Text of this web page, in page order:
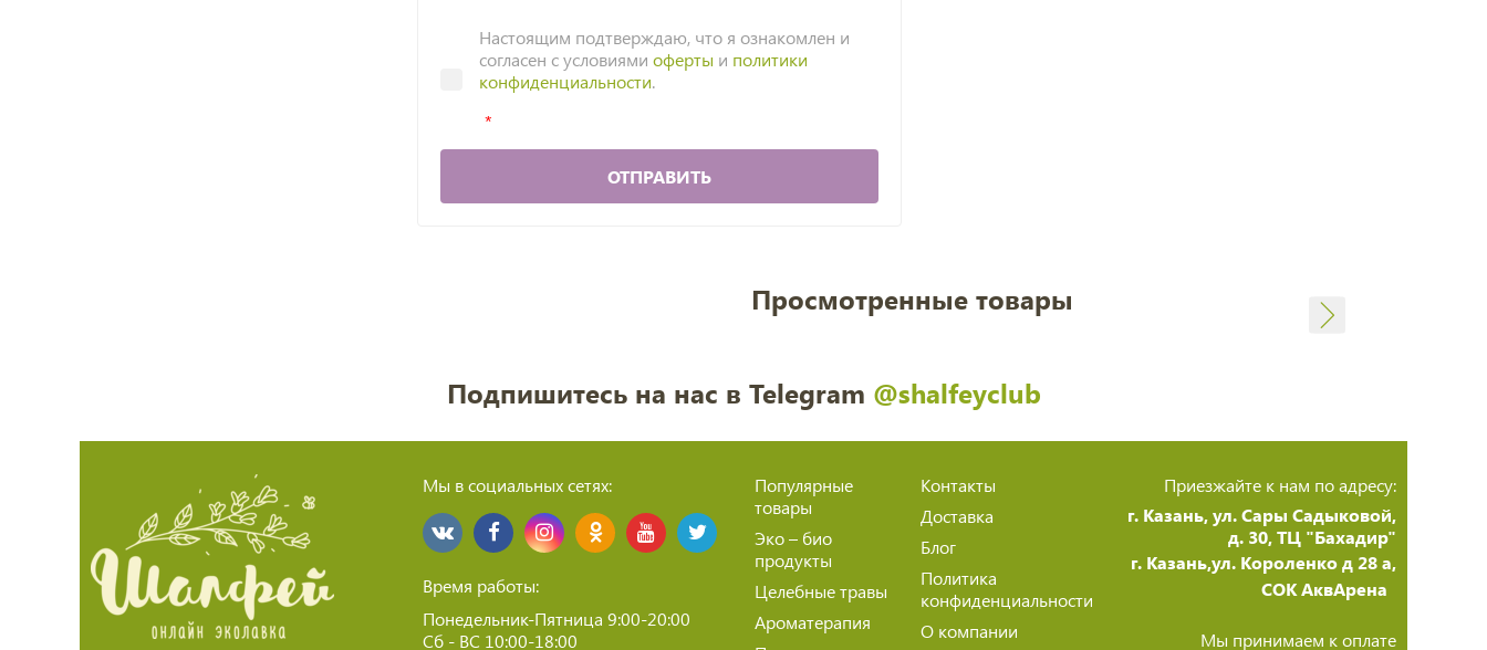
Настоящим подтверждаю, что я ознакомлен и
согласен с условиями оферты и политики
конфиденциальности.
ОТПРАВИТЬ
Просмотренные товары
Подпишитесь на нас в Telegram @shalfeyclub
Мы в социальных сетях:
Время работы:
Понедельник-Пятница 9:00-20:00
Сб - ВС 10:00-18:00
Популярные
товары
Эко – био
продукты
Целебные травы
Ароматерапия
Контакты
Доставка
Блог
Политика
конфиденциальности
О компании
Приезжайте к нам по адресу:
г. Казань, ул. Сары Садыковой,
д. 30, ТЦ "Бахадир"
г. Казань,ул. Короленко д 28 а,
СОК АквАрена
Мы принимаем к оплате